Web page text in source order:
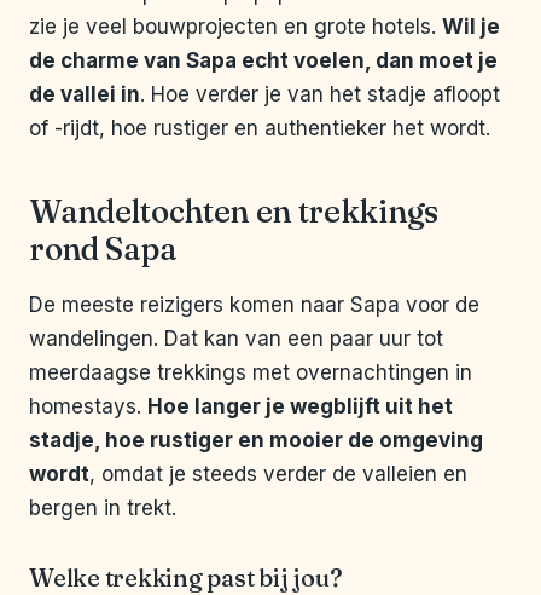
zie je veel bouwprojecten en grote hotels. Wil je
de charme van Sapa echt voelen, dan moet je
de vallei in. Hoe verder je van het stadje afloopt
of -rijdt, hoe rustiger en authentieker het wordt.
Wandeltochten en trekkings
rond Sapa
De meeste reizigers komen naar Sapa voor de
wandelingen. Dat kan van een paar uur tot
meerdaagse trekkings met overnachtingen in
homestays. Hoe langer je wegblijft uit het
stadje, hoe rustiger en mooier de omgeving
wordt, omdat je steeds verder de valleien en
bergen in trekt.
Welke trekking past bij jou?